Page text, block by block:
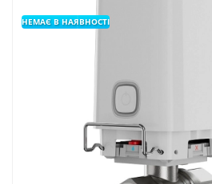
НЕМАЄ В НАЯВНОСТІ